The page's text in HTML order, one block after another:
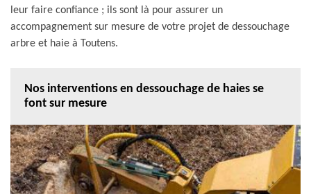
leur faire confiance ; ils sont là pour assurer un
accompagnement sur mesure de votre projet de dessouchage
arbre et haie à Toutens.
Nos interventions en dessouchage de haies se
font sur mesure